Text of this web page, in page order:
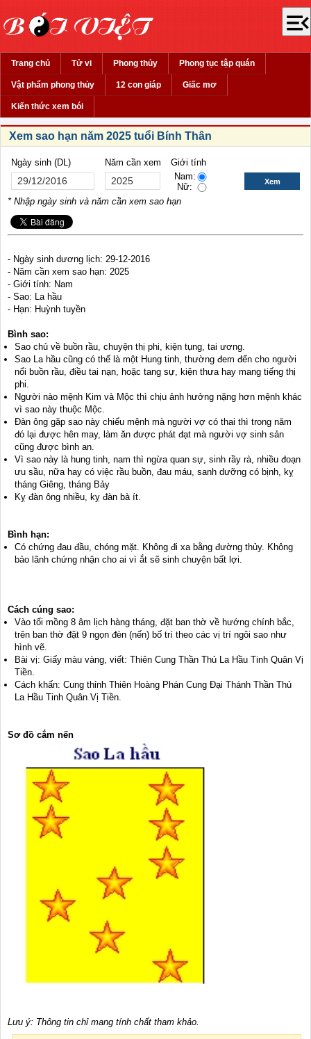
Trang chủ Tử vi Phong thủy Phong tục tập quán
Vật phẩm phong thủy 12 con giáp Giấc mơ
Kiến thức xem bói
Xem sao hạn năm 2025 tuổi Bính Thân
Ngày sinh (DL) Năm cần xem
Giới tính
Nam:
Nữ:
* Nhập ngày sinh và năm cần xem sao hạn
- Ngày sinh dương lịch: 29-12-2016
- Năm cần xem sao hạn: 2025
- Giới tính: Nam
- Sao: La hầu
- Hạn: Huỳnh tuyền
Bình sao:
Sao chủ về buồn rầu, chuyện thị phi, kiện tụng, tai ương.
Sao La hầu cũng có thể là một Hung tinh, thường đem đến cho người
nổi buồn rầu, điều tai nạn, hoặc tang sự, kiện thưa hay mang tiếng thị
phi.
Người nào mệnh Kim và Mộc thì chịu ảnh hưởng nặng hơn mệnh khác
vì sao này thuộc Mộc.
Đàn ông gặp sao này chiếu mệnh mà người vợ có thai thì trong năm
đó lại được hên may, làm ăn được phát đạt mà người vợ sinh sản
cũng được bình an.
Vì sao này là hung tinh, nam thì ngừa quan sự, sinh rầy rà, nhiều đoạn
ưu sầu, nữa hay có việc rầu buồn, đau máu, sanh dưỡng có bịnh, kỵ
tháng Giêng, tháng Bảy
Kỵ đàn ông nhiều, kỵ đàn bà ít.
Bình hạn:
Có chứng đau đầu, chóng mặt. Không đi xa bằng đường thủy. Không
bảo lãnh chứng nhận cho ai vì ắt sẽ sinh chuyện bất lợi.
Cách cúng sao:
Vào tối mồng 8 âm lịch hàng tháng, đặt ban thờ về hướng chính bắc,
trên ban thờ đặt 9 ngọn đèn (nến) bố trí theo các vị trí ngôi sao như
hình vẽ.
Bài vị: Giấy màu vàng, viết: Thiên Cung Thần Thủ La Hầu Tinh Quân Vị
Tiền.
Cách khấn: Cung thỉnh Thiên Hoàng Phán Cung Đại Thánh Thần Thủ
La Hầu Tinh Quân Vị Tiền.
Sơ đồ cắm nến
Lưu ý: Thông tin chỉ mang tính chất tham khảo.